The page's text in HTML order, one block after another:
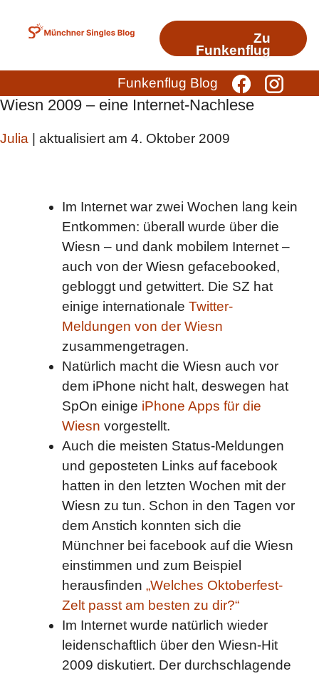
Inhalt
Zu
Funkenflug
Funkenflug Blog
Wiesn 2009 – eine Internet-Nachlese
Julia | aktualisiert am 4. Oktober 2009
Im Internet war zwei Wochen lang kein
Entkommen: überall wurde über die
Wiesn – und dank mobilem Internet –
auch von der Wiesn gefacebooked,
gebloggt und getwittert. Die SZ hat
einige internationale Twitter-
Meldungen von der Wiesn
zusammengetragen.
Natürlich macht die Wiesn auch vor
dem iPhone nicht halt, deswegen hat
SpOn einige iPhone Apps für die
Wiesn vorgestellt.
Auch die meisten Status-Meldungen
und geposteten Links auf facebook
hatten in den letzten Wochen mit der
Wiesn zu tun. Schon in den Tagen vor
dem Anstich konnten sich die
Münchner bei facebook auf die Wiesn
einstimmen und zum Beispiel
herausfinden „Welches Oktoberfest-
Zelt passt am besten zu dir?“
Im Internet wurde natürlich wieder
leidenschaftlich über den Wiesn-Hit
2009 diskutiert. Der durchschlagende